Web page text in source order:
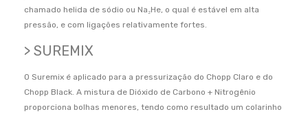
chamado helida de sódio ou Na₂He, o qual é estável em alta
pressão, e com ligações relativamente fortes.
> SUREMIX
O Suremix é aplicado para a pressurização do Chopp Claro e do
Chopp Black. A mistura de Dióxido de Carbono + Nitrogênio
proporciona bolhas menores, tendo como resultado um colarinho